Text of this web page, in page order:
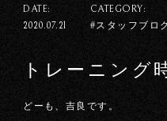
DATE:
2020.07.21
CATEGORY:
#スタッフブロ
トレーニング
どーも、吉良です。